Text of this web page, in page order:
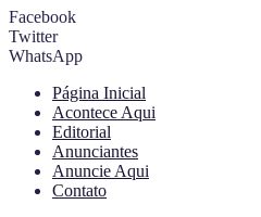
Facebook
Twitter
WhatsApp
Página Inicial
Acontece Aqui
Editorial
Anunciantes
Anuncie Aqui
Contato